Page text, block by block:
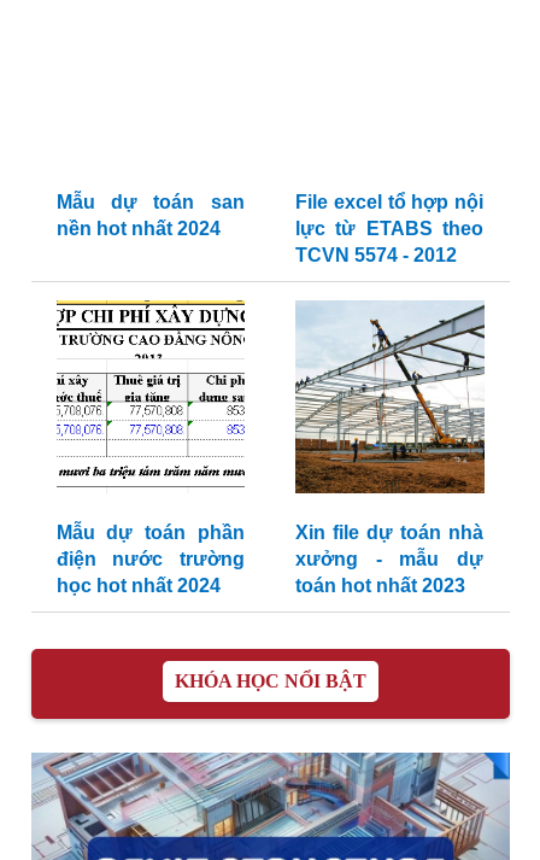
Mẫu dự toán san
nền hot nhất 2024
File excel tổ hợp nội
lực từ ETABS theo
TCVN 5574 - 2012
Mẫu dự toán phần
điện nước trường
học hot nhất 2024
Xin file dự toán nhà
xưởng - mẫu dự
toán hot nhất 2023
KHÓA HỌC NỔI BẬT